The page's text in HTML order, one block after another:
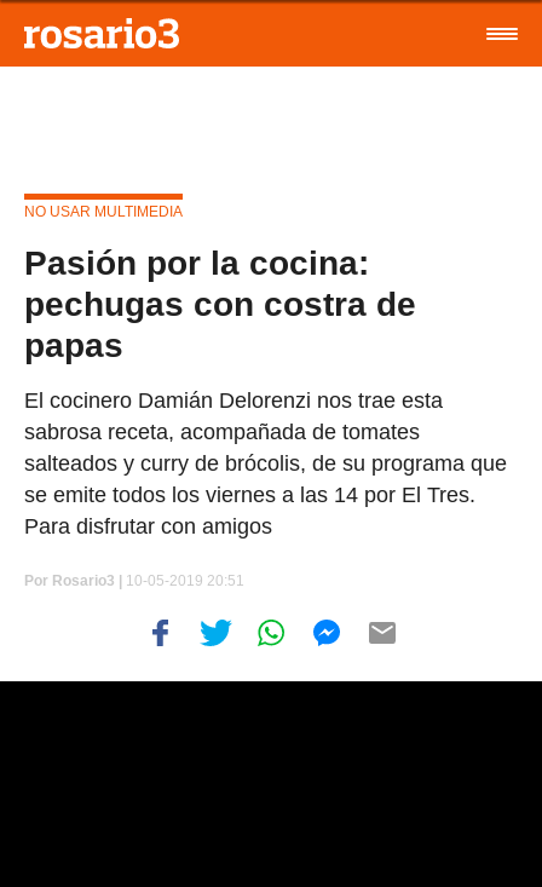
NO USAR MULTIMEDIA
Pasión por la cocina:
pechugas con costra de
papas
El cocinero Damián Delorenzi nos trae esta
sabrosa receta, acompañada de tomates
salteados y curry de brócolis, de su programa que
se emite todos los viernes a las 14 por El Tres.
Para disfrutar con amigos
Por Rosario3 | 10-05-2019 20:51